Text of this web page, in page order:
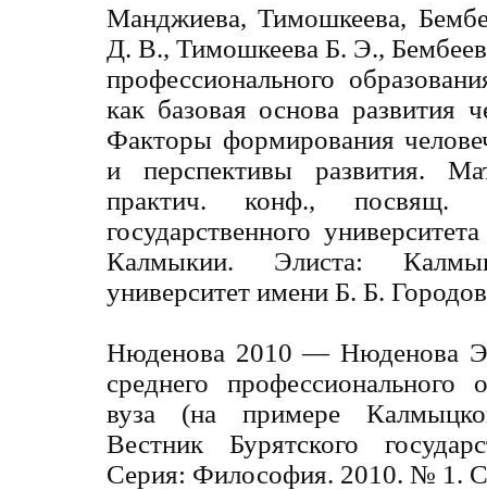
Манджиева, Тимошкеева,
Д. В., Тимошкеева Б. Э.,
профессионального
как базовая основа развития
Факторы формирования
и перспективы развития.
практич. конф., посвящ.
государственного
Калмыкии. Элиста:
университет имени Б. Б.
Нюденова 2010 — Нюденова
среднего профессионального
вуза (на примере
Вестник Бурятского
Серия: Философия. 2010. № 1.